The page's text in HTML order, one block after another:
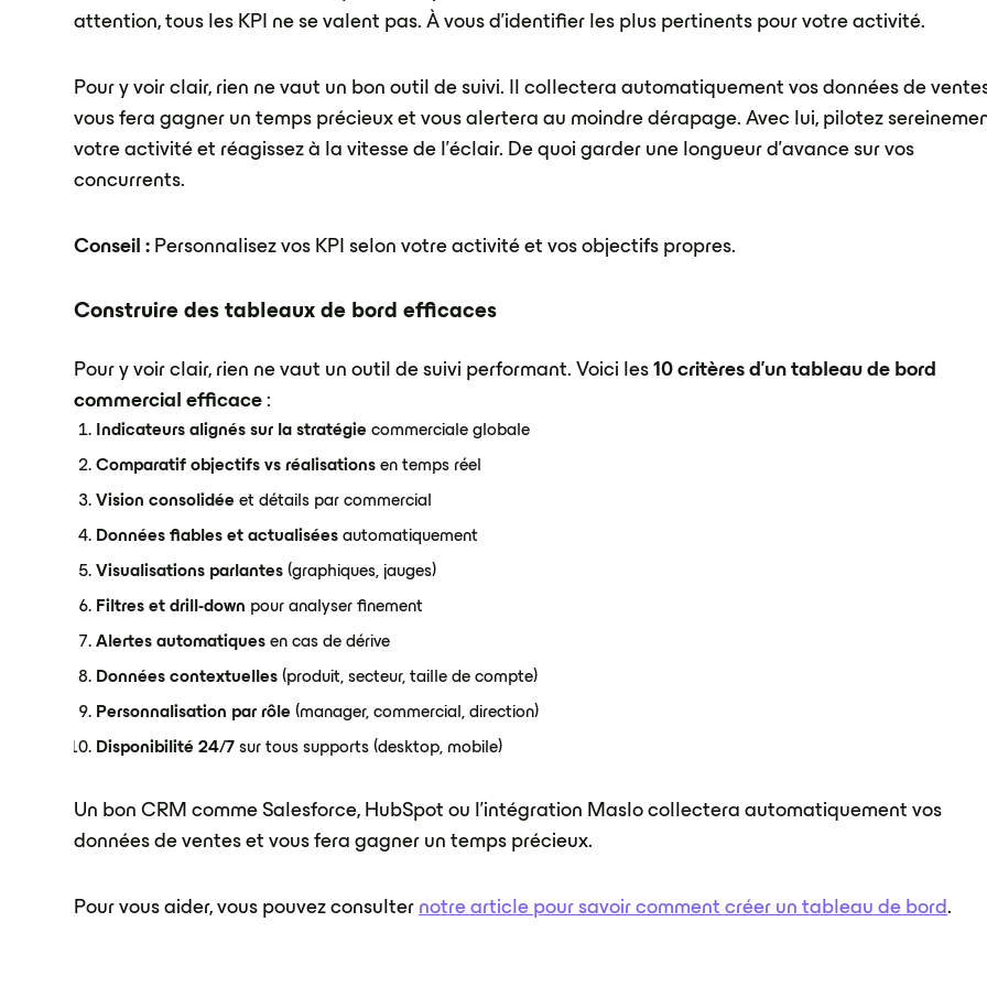
attention, tous les KPI ne se valent pas. À vous d'identifier les plus pertinents pour votre activité.
Pour y voir clair, rien ne vaut un bon outil de suivi. Il collectera automatiquement vos données de
vous fera gagner un temps précieux et vous alertera au moindre dérapage. Avec lui, pilotez
votre activité et réagissez à la vitesse de l'éclair. De quoi garder une longueur d'avance sur vos
concurrents.
Conseil : Personnalisez vos KPI selon votre activité et vos objectifs propres.
Construire des tableaux de bord efficaces
Pour y voir clair, rien ne vaut un outil de suivi performant. Voici les10 critères d'un tableau de bord
commercial efficace :
Indicateurs alignés sur la stratégie commerciale globale
Comparatif objectifs vs réalisations en temps réel
Vision consolidée et détails par commercial
Données fiables et actualisées automatiquement
Visualisations parlantes (graphiques, jauges)
Filtres et drill-down pour analyser finement
Alertes automatiques en cas de dérive
Données contextuelles (produit, secteur, taille de compte)
Personnalisation par rôle (manager, commercial, direction)
Disponibilité 24/7 sur tous supports (desktop, mobile)
Un bon CRM comme Salesforce, HubSpot ou l'intégration Maslo collectera automatiquement vos
données de ventes et vous fera gagner un temps précieux.
Pour vous aider, vous pouvez consulter notre article pour savoir comment créer un tableau de bord.